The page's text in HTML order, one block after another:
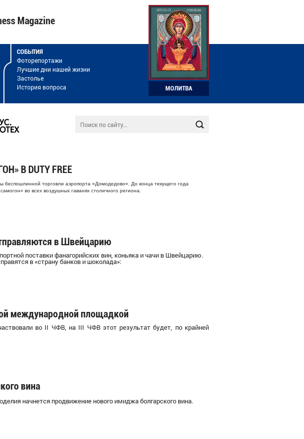
МОЛИТВА
Magazine
СОБЫТИЯ
Фоторепортажи
Лучшие дни нашей жизни
Застолье
История вопроса
В DUTY FREE
беспошлинной торговли аэропорта «Домодедово» . До конца текущего года
во всех воздушных гаванях столичного региона.
в Швейцарию
поставкифанагорийских вин, коньяка и чачи в Швейцарию.
в «страну банков и шоколада»:
международной площадкой
во II ЧФВ, на III ЧФВ этот результат будет, по крайней
вина
начнется продвижение нового имиджа болгарского вина.